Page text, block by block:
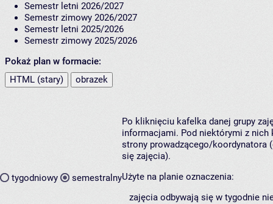
Semestr letni 2026/2027
Semestr zimowy 2026/2027
Semestr letni 2025/2026
Semestr zimowy 2025/2026
Pokaż plan w formacie:
HTML (stary)
obrazek
tygodniowy semestralny
Po kliknięciu kafelka danej grupy
informacjami. Pod niektórymi z nich
strony prowadzącego/koordynatora
się zajęcia).
Użyte na planie oznaczenia:
zajęcia odbywają się w tygodnie